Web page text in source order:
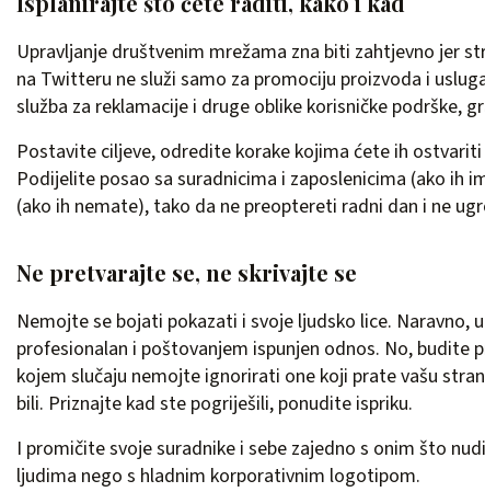
Upravljanje društvenim mrežama zna biti zahtjevno jer
na Twitteru ne služi samo za promociju proizvoda i
služba za reklamacije i druge oblike korisničke podrške,
Postavite ciljeve, odredite korake kojima ćete ih
Podijelite posao sa suradnicima i zaposlenicima (ako ih
(ako ih nemate), tako da ne preoptereti radni dan i ne
Ne pretvarajte se, ne skrivajte se
Nemojte se bojati pokazati i svoje ljudsko lice.
profesionalan i poštovanjem ispunjen odnos. No, budite
kojem slučaju nemojte ignorirati one koji prate vašu
bili. Priznajte kad ste pogriješili, ponudite ispriku.
I promičite svoje suradnike i sebe zajedno s onim što
ljudima nego s hladnim korporativnim logotipom.